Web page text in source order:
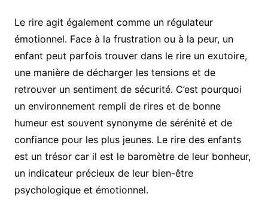
Le rire agit également comme un régulateur
émotionnel. Face à la frustration ou à la peur, un
enfant peut parfois trouver dans le rire un exutoire,
une manière de décharger les tensions et de
retrouver un sentiment de sécurité. C’est pourquoi
un environnement rempli de rires et de bonne
humeur est souvent synonyme de sérénité et de
confiance pour les plus jeunes. Le rire des enfants
est un trésor car il est le baromètre de leur bonheur,
un indicateur précieux de leur bien-être
psychologique et émotionnel.